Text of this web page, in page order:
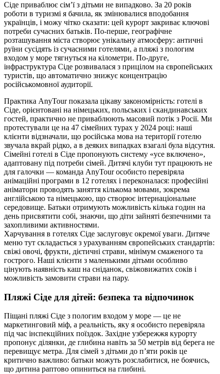
Сіде приваблює сім’ї з дітьми не випадково. За 20 років
роботи в туризмі я бачила, як змінювалися вподобання
українців, і можу чітко сказати: цей курорт закриває ключові
потреби сучасних батьків. По-перше, географічне
розташування міста створює унікальну атмосферу: античні
руїни сусідять із сучасними готелями, а пляжі з пологим
входом у море тягнуться на кілометри. По-друге,
інфраструктура Сіде розвивалася з прицілом на європейських
туристів, що автоматично знижує концентрацію
російськомовної аудиторії.
Практика AnyTour показала цікаву закономірність: готелі в
Сіде, орієнтовані на німецьких, польських і скандинавських
гостей, практично не приваблюють масовий потік з Росії. Ми
протестували це на 47 сімейних турах у 2024 році: наші
клієнти відзначали, що російська мова на території готелю
звучала вкрай рідко, а в деяких випадках взагалі була відсутня.
Сімейні готелі в Сіде пропонують систему «усе включено»,
адаптовану під потреби сімей. Дитячі клуби тут працюють не
для галочки — команда AnyTour особисто перевіряла
анімаційні програми в 12 готелях і переконалася: професійні
аніматори проводять заняття кількома мовами, зокрема
англійською та німецькою, що створює інтернаціональне
середовище. Батьки отримують можливість кілька годин на
день присвятити собі, знаючи, що діти зайняті безпечними та
захопливими активностями.
Харчування в готелях Сіде заслуговує окремої уваги. Дитяче
меню тут складається з урахуванням європейських стандартів:
свіжі овочі, фрукти, дієтичні страви, мінімум смаженого та
гострого. Наші клієнти з маленькими дітьми особливо
цінують наявність каш на сніданок, свіжовижатих соків і
можливість замовити страви на пару.
Пляжі Сіде для дітей: безпека та відпочинок
Піщані пляжі Сіде з пологим входом у море — це не
маркетинговий міф, а реальність, яку я особисто перевіряла
під час інспекційних поїздок. Західне узбережжя курорту
пропонує ділянки, де глибина навіть за 50 метрів від берега не
перевищує метра. Для сімей з дітьми до п’яти років це
критично важливо: батьки можуть розслабитися, не боячись,
що дитина раптово опиниться на глибині.